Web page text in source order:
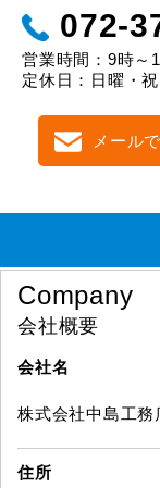
072-
営業時間：9時～
定休日：日曜・祝
メール
Company
会社概要
会社名
株式会社中島工務
住所